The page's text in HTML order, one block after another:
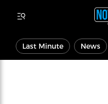
Last Minute News